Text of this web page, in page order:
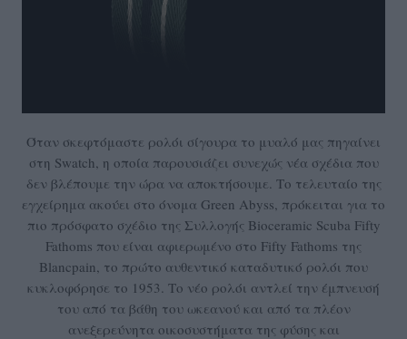
Όταν σκεφτόμαστε ρολόι σίγουρα το μυαλό μας πηγαίνει
στη Swatch, η οποία παρουσιάζει συνεχώς νέα σχέδια που
δεν βλέπουμε την ώρα να αποκτήσουμε. Το τελευταίο της
εγχείρημα ακούει στο όνομα Green Abyss, πρόκειται για το
πιο πρόσφατο σχέδιο της Συλλογής Bioceramic Scuba Fifty
Fathoms που είναι αφιερωμένο στο Fifty Fathoms της
Blancpain, το πρώτο αυθεντικό καταδυτικό ρολόι που
κυκλοφόρησε το 1953. Το νέο ρολόι αντλεί την έμπνευσή
του από τα βάθη του ωκεανού και από τα πλέον
ανεξερεύνητα οικοσυστήματα της φύσης και